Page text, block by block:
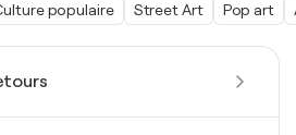
populaire Street Art Pop art